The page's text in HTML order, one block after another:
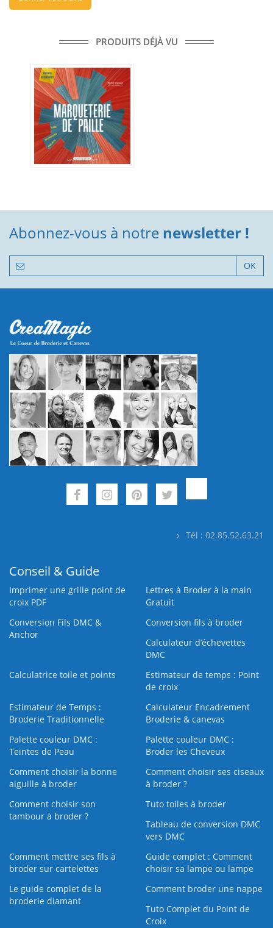
PRODUITS DÉJÀ VU
Abonnez-vous à notre newsletter !
OK
Tél : 02.85.52.63.21
Conseil & Guide
Imprimer une grille point de
croix PDF
Lettres à Broder à la main
Gratuit
Conversion Fils DMC &
Anchor
Conversion fils à broder
Calculateur d’échevettes
DMC
Calculatrice toile et points
Estimateur de temps : Point
de croix
Estimateur de Temps :
Broderie Traditionnelle
Calculateur Encadrement
Broderie & canevas
Palette couleur DMC :
Teintes de Peau
Palette couleur DMC :
Broder les Cheveux
Comment choisir la bonne
aiguille à broder
Comment choisir ses ciseaux
à broder ?
Comment choisir son
tambour à broder ?
Tuto toiles à broder
Tableau de conversion DMC
vers DMC
Comment mettre ses fils à
broder sur cartelettes
Guide complet : Comment
choisir sa lampe ou lampe
Le guide complet de la
broderie diamant
Comment broder une nappe
Tuto Complet du Point de
Croix